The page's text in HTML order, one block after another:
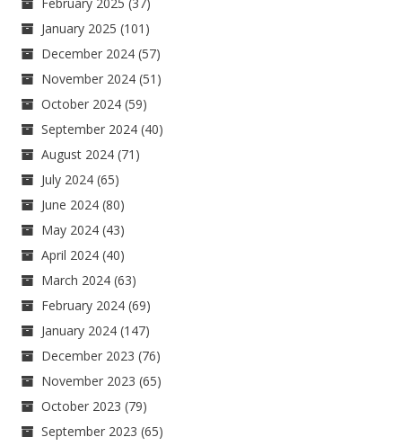
January 2025 (101)
December 2024 (57)
November 2024 (51)
October 2024 (59)
September 2024 (40)
August 2024 (71)
July 2024 (65)
June 2024 (80)
May 2024 (43)
April 2024 (40)
March 2024 (63)
February 2024 (69)
January 2024 (147)
December 2023 (76)
November 2023 (65)
October 2023 (79)
September 2023 (65)